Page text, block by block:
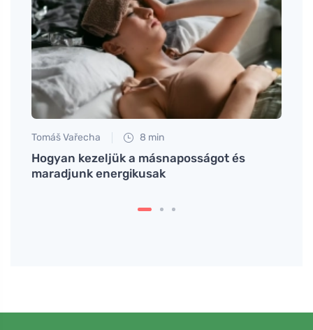
Tomáš Vařecha 8 min
Hogyan kezeljük a másnaposságot és
maradjunk energikusak